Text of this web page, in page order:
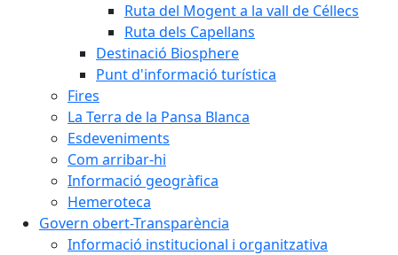
Ruta del Mogent a la vall de Céllecs
Ruta dels Capellans
Destinació Biosphere
Punt d'informació turística
Fires
La Terra de la Pansa Blanca
Esdeveniments
Com arribar-hi
Informació geogràfica
Hemeroteca
Govern obert-Transparència
Informació institucional i organitzativa